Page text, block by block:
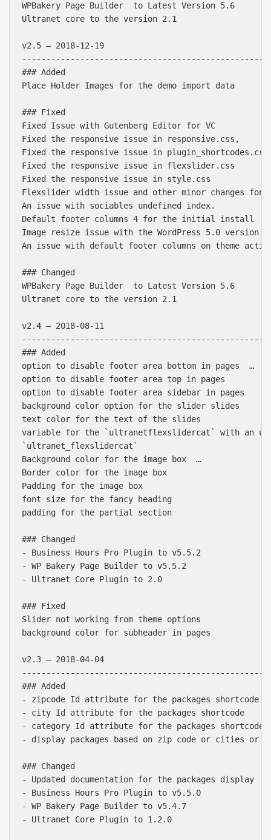
WPBakery Page Builder  to Latest Version 5.6
Ultranet core to the version 2.1
v2.5 – 2018-12-19
### Added
Place Holder Images for the demo import data
### Fixed
Fixed Issue with Gutenberg Editor for VC
Fixed the responsive issue in responsive.css,
Fixed the responsive issue in plugin_shortcodes.css
Fixed the responsive issue in flexslider.css
Fixed the responsive issue in style.css
Flexslider width issue and other minor changes
An issue with sociables undefined index.
Default footer columns 4 for the initial install
Image resize issue with the WordPress 5.0 version
An issue with default footer columns on theme
### Changed
WPBakery Page Builder  to Latest Version 5.6
Ultranet core to the version 2.1
v2.4 – 2018-08-11
### Added
option to disable footer area bottom in pages  …
option to disable footer area top in pages
option to disable footer area sidebar in pages
background color option for the slider slides
text color for the text of the slides
variable for the `ultranetflexslidercat` with an
`ultranet_flexslidercat`
Background color for the image box  …
Border color for the image box
Padding for the image box
font size for the fancy heading
padding for the partial section
### Changed
- Business Hours Pro Plugin to v5.5.2
- WP Bakery Page Builder to v5.5.2
- Ultranet Core Plugin to 2.0
### Fixed
Slider not working from theme options
background color for subheader in pages
v2.3 – 2018-04-04
### Added
- zipcode Id attribute for the packages shortcode
- city Id attribute for the packages shortcode
- category Id attribute for the packages shortcode
- display packages based on zip code or cities or
### Changed
- Updated documentation for the packages display
- Business Hours Pro Plugin to v5.5.0
- WP Bakery Page Builder to v5.4.7
- Ultranet Core Plugin to 1.2.0